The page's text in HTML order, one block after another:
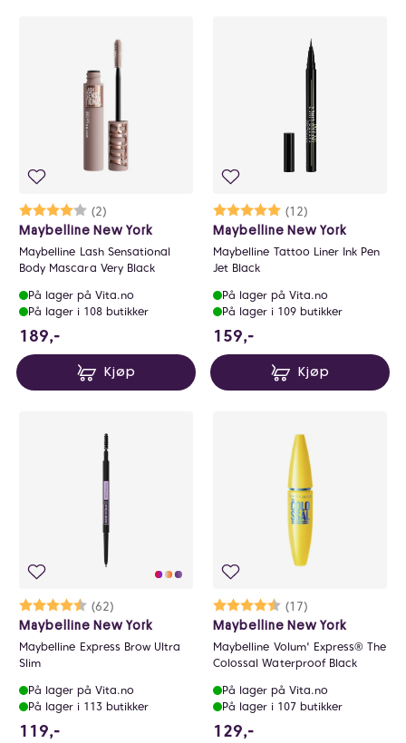
Karakter:
(2)
4.0 av 5 mulige
Maybelline New York
Maybelline Lash Sensational
Body Mascara Very Black
På lager på Vita.no
På lager i 108 butikker
189,-
Kjøp
Karakter:
(12)
5.0 av 5 mulige
Maybelline New York
Maybelline Tattoo Liner Ink Pen
Jet Black
På lager på Vita.no
På lager i 109 butikker
159,-
Kjøp
Karakter:
(62)
4.7 av 5 mulige
Maybelline New York
Maybelline Express Brow Ultra
Slim
På lager på Vita.no
På lager i 113 butikker
119,-
Karakter:
(17)
4.6 av 5 mulige
Maybelline New York
Maybelline Volum' Express® The
Colossal Waterproof Black
På lager på Vita.no
På lager i 107 butikker
129,-